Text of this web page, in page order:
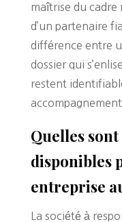
maîtrise du cadre
d’un partenaire
différence entre
dossier qui
restent
accompagnement
Quelles
disponibles
entreprise
La société à